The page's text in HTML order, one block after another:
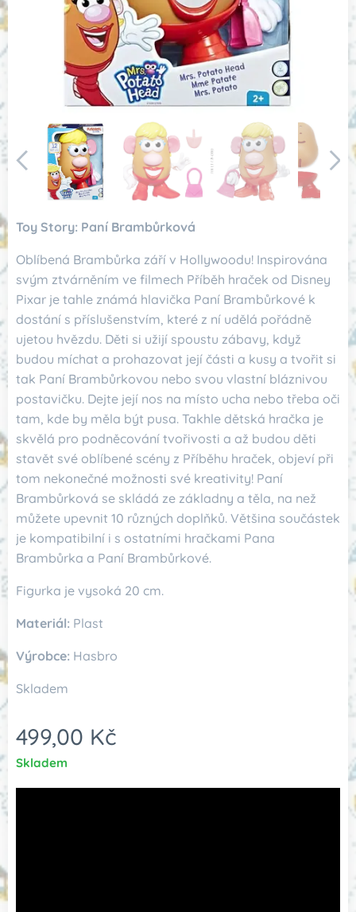
Toy Story: Paní Brambůrková
Oblíbená Brambůrka září v Hollywoodu! Inspirována
svým ztvárněním ve filmech Příběh hraček od Disney
Pixar je tahle známá hlavička Paní Brambůrkové k
dostání s příslušenstvím, které z ní udělá pořádně
ujetou hvězdu. Děti si užijí spoustu zábavy, když
budou míchat a prohazovat její části a kusy a tvořit si
tak Paní Brambůrkovou nebo svou vlastní bláznivou
postavičku. Dejte její nos na místo ucha nebo třeba oči
tam, kde by měla být pusa. Takhle dětská hračka je
skvělá pro podněcování tvořivosti a až budou děti
stavět své oblíbené scény z Příběhu hraček, objeví při
tom nekonečné možnosti své kreativity! Paní
Brambůrková se skládá ze základny a těla, na než
můžete upevnit 10 různých doplňků. Většina součástek
je kompatibilní i s ostatními hračkami Pana
Brambůrka a Paní Brambůrkové.
Figurka je vysoká 20 cm.
Materiál: Plast
Výrobce: Hasbro
Skladem
499,00 Kč
Skladem